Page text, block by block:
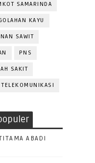
SAMARINDA
KAYU
SAWIT
PNS
SAKIT
TELEKOMUNIKASI
ABADI